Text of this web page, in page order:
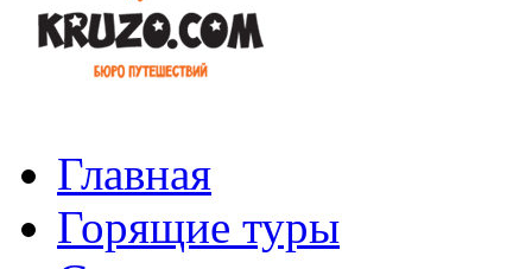
Главная
Горящие туры